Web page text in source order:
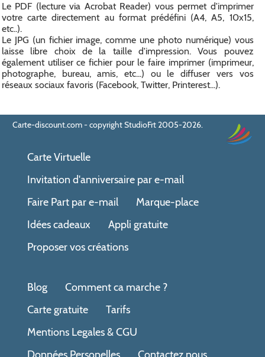
Le PDF (lecture via Acrobat Reader) vous permet d'imprimer
votre carte directement au format prédéfini (A4, A5, 10x15,
etc..).
Le JPG (un fichier image, comme une photo numérique) vous
laisse libre choix de la taille d'impression. Vous pouvez
également utiliser ce fichier pour le faire imprimer (imprimeur,
photographe, bureau, amis, etc...) ou le diffuser vers vos
réseaux sociaux favoris (Facebook, Twitter, Printerest...).
Carte-discount.com - copyright StudioFrt 2005-2026.
Carte Virtuelle
Invitation d'anniversaire par e-mail
Faire Part par e-mail
Marque-place
Idées cadeaux
Appli gratuite
Proposer vos créations
Blog
Comment ca marche ?
Carte gratuite
Tarifs
Mentions Legales & CGU